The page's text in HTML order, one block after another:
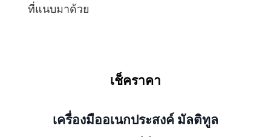
ที่แนบมาด้วย
เช็คราคา
เครื่องมืออเนกประสงค์ มัลติทูล